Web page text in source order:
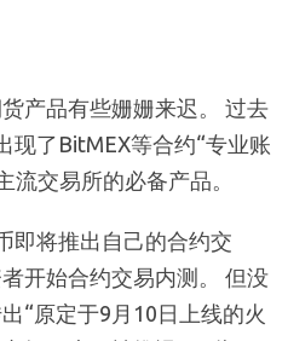
产品有些姗姗来迟。 过去
现了BitMEX等合约“专业账
流交易所的必备产品。
即将推出自己的合约交
开始合约交易内测。 但没
“原定于9月10日上线的火